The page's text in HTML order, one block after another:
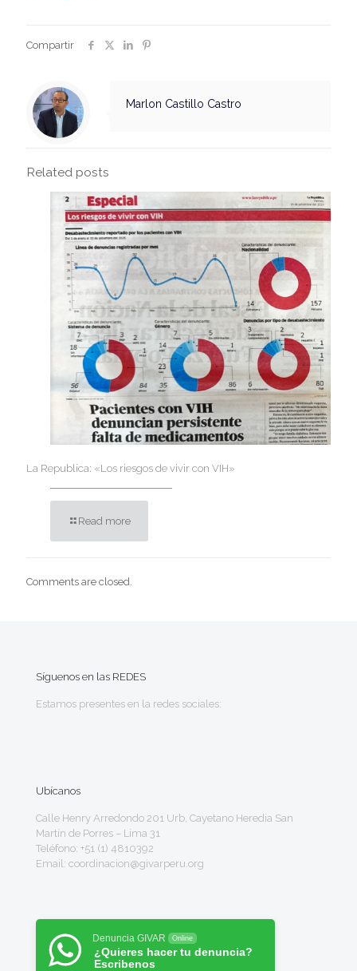
Compartir
Marlon Castillo Castro
Related posts
La Republica: «Los riesgos de vivir con VIH»
Read more
Comments are closed.
Síguenos en las REDES
Estamos presentes en la redes sociales:
Ubícanos
Calle Henry Arredondo 201 Urb, Cayetano Heredia San
Martín de Porres – Lima 31
Teléfono: +51 (1) 4810392
Email: coordinacion@givarperu.org
Denuncia GIVAR Online
¿Quieres hacer tu denuncia?
Escribenos